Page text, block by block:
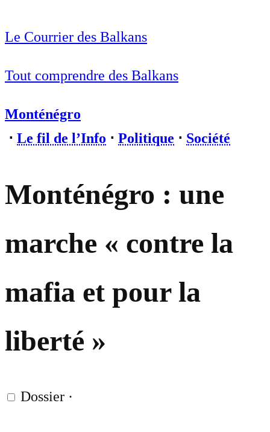
Le Courrier des Balkans
Tout comprendre des Balkans
Monténégro
⋅ Le fil de l’Info ⋅ Politique ⋅ Société
Monténégro : une
marche « contre la
mafia et pour la
liberté »
Dossier ·